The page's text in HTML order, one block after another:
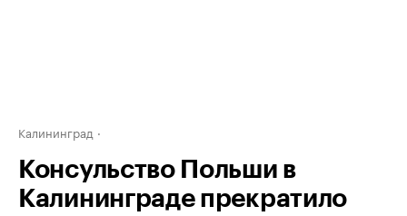
Калининград
Консульство Польши в
Калининграде прекратило